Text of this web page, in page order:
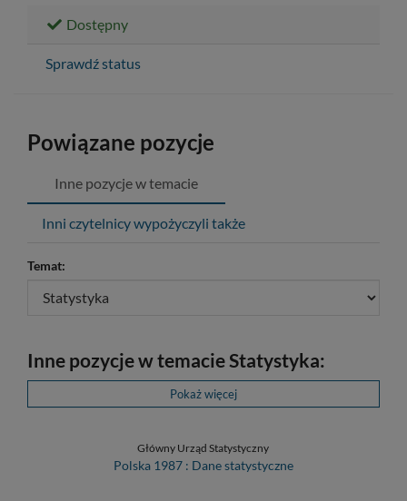
Dostępny
Sprawdź status
Powiązane pozycje
Inne pozycje w temacie
Inni czytelnicy wypożyczyli także
Temat:
Inne pozycje w temacie Statystyka:
Pokaż więcej
Główny Urząd Statystyczny
Polska 1987 : Dane statystyczne